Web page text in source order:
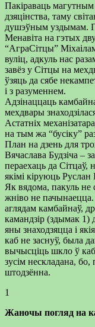
Пакіраваць
дзяцінства, таму
душэўным уздымам.
Менавіта на гэтых
“АграСітцы”
вуліц, адкуль нас
завёз у Сітцы на
ўзяць да сябе
і з разуменнем.
Адзінаццаць
мехдвары
Астатніх
на тым жа “бусіку”
План на дзень для
Вячаслава Будзіча –
пераехаць да
якімі кіруюць
Як вядома, пакуль не
жніво не
аглядам камбайнаў,
камандзір (здымак 1)
яны знаходзяцца і
каб не заснуў, была
вычысціць шкло ў
зусім нескладана,
штодзённа.
1
Жаночы погляд на